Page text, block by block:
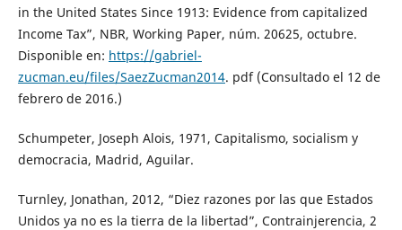
in the United States Since 1913: Evidence from capitalized
Income Tax”, NBR, Working Paper, núm. 20625, octubre.
Disponible en: https://gabriel-
zucman.eu/files/SaezZucman2014. pdf (Consultado el 12 de
febrero de 2016.)
Schumpeter, Joseph Alois, 1971, Capitalismo, socialism y
democracia, Madrid, Aguilar.
Turnley, Jonathan, 2012, “Diez razones por las que Estados
Unidos ya no es la tierra de la libertad”, Contrainjerencia, 2